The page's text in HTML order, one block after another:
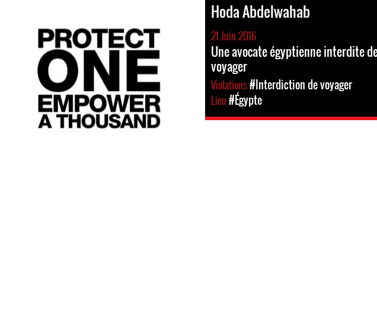
Hoda Abdelwahab
21 Juin 2016
Une avocate égyptienne interdite
voyager
Violations#Interdiction de voyager
Lieu#Égypte